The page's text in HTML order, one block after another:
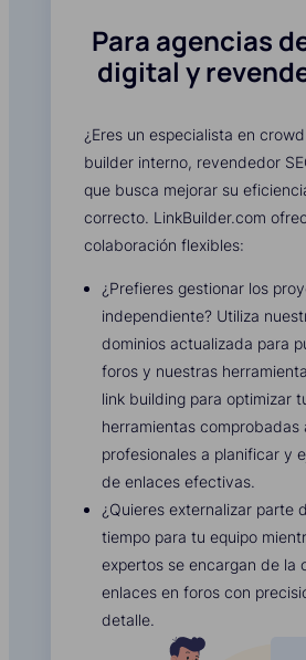
Para agencias
digital y
¿Eres un especialista en
builder interno, revendedor
que busca mejorar su
correcto. LinkBuilder.com
colaboración flexibles:
¿Prefieres gestionar los
independiente? Utiliza
dominios actualizada para
foros y nuestras
link building para optimizar
herramientas comprobadas
profesionales a planificar y
de enlaces efectivas.
¿Quieres externalizar parte
tiempo para tu equipo
expertos se encargan de la
enlaces en foros con
detalle.